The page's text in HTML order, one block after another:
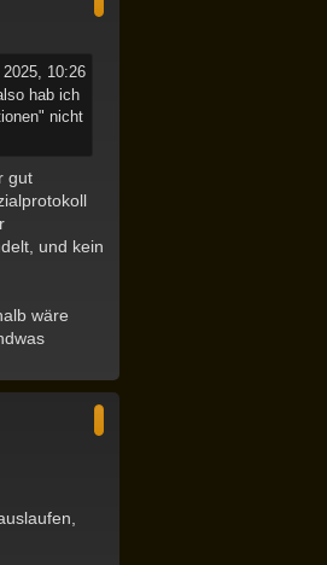
10:26
hab ich
nicht
gut
und kein
wäre
a
c